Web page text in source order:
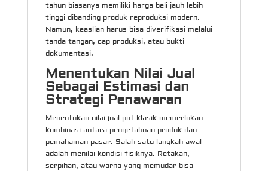
tahun biasanya memiliki harga beli jauh lebih
tinggi dibanding produk reproduksi modern.
Namun, keaslian harus bisa diverifikasi melalui
tanda tangan, cap produksi, atau bukti
dokumentasi.
Menentukan Nilai Jual
Sebagai Estimasi dan
Strategi Penawaran
Menentukan nilai jual pot klasik memerlukan
kombinasi antara pengetahuan produk dan
pemahaman pasar. Salah satu langkah awal
adalah menilai kondisi fisiknya. Retakan,
serpihan, atau warna yang memudar bisa